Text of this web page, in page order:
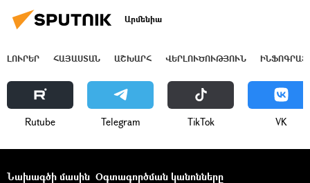
Արմենիա
ԼՈՒՐԵՐ ՀԱՅԱՍՏԱՆ ԱՇԽԱՐՀ ՎԵՐԼՈՒԾՈՒԹՅՈՒՆ
Rutube Telegram ТikТоk VK
Նախագծի մասին Օգտագործման կանոնները